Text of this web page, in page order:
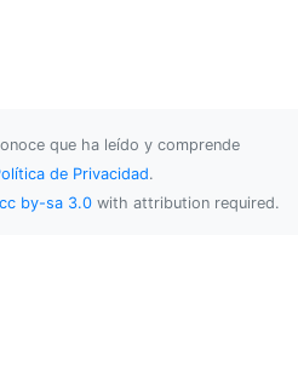
que ha leído y comprende
de Privacidad.
cc by-sa 3.0 with attribution required.